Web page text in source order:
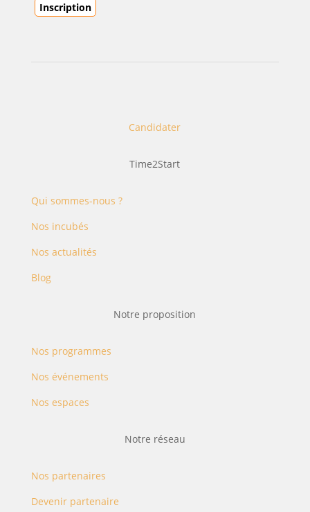
Candidater
Time2Start
Qui sommes-nous ?
Nos incubés
Nos actualités
Blog
Notre proposition
Nos programmes
Nos événements
Nos espaces
Notre réseau
Nos partenaires
Devenir partenaire